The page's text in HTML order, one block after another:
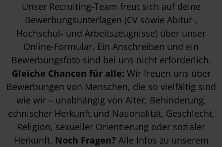
Unser Recruiting-Team freut sich auf deine
Bewerbungsunterlagen (CV sowie Abitur-,
Hochschul- und Arbeitszeugnisse) über unser
Online-Formular. Ein Anschreiben und ein
Bewerbungsfoto sind bei uns nicht erforderlich.
Gleiche Chancen für alle: Wir freuen uns über
Bewerbungen von Menschen, die so vielfältig sind
wie wir – unabhängig von Alter, Behinderung,
ethnischer Herkunft und Nationalität, Geschlecht,
Religion, sexueller Orientierung oder sozialer
Herkunft. Noch Fragen? Alle Infos zu unserem